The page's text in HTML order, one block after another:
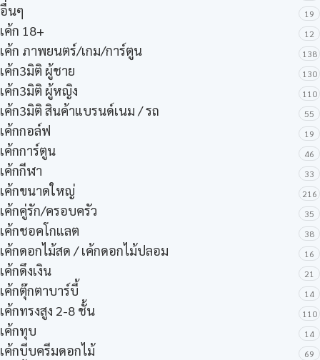
อื่นๆ 19
เค้ก 18+ 12
เค้ก ภาพยนตร์/เกม/การ์ตูน 138
เค้ก3มิติ ผู้ชาย 130
เค้ก3มิติ ผู้หญิง 110
เค้ก3มิติ สินค้าแบรนด์เนม / รถ 55
เค้กกอล์ฟ 19
เค้กการ์ตูน 46
เค้กกีฬา 33
เค้กขนาดใหญ่ 216
เค้กคู่รัก/ครอบครัว 35
เค้กชอคโกแลต 38
เค้กดอกไม้สด / เค้กดอกไม้ปลอม 16
เค้กดึงเงิน 21
เค้กตุ๊กตาบาร์บี้ 14
เค้กทรงสูง 2-8 ชั้น 110
เค้กทุบ 14
เค้กบีบครีมดอกไม้ 69